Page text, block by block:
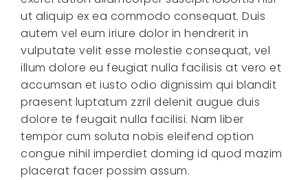
ut aliquip ex ea commodo consequat. Duis
autem vel eum iriure dolor in hendrerit in
vulputate velit esse molestie consequat, vel
illum dolore eu feugiat nulla facilisis at vero et
accumsan et iusto odio dignissim qui blandit
praesent luptatum zzril delenit augue duis
dolore te feugait nulla facilisi. Nam liber
tempor cum soluta nobis eleifend option
congue nihil imperdiet doming id quod mazim
placerat facer possim assum.